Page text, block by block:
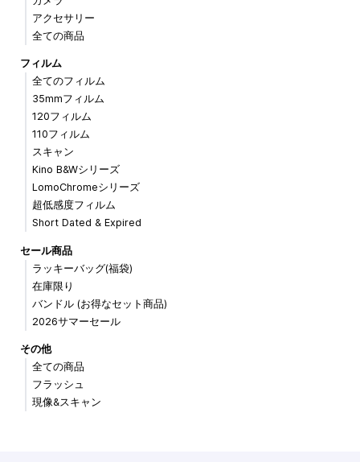
アクセサリー
全ての商品
フィルム
全てのフィルム
35mmフィルム
120フィルム
110フィルム
スキャン
Kino B&Wシリーズ
LomoChromeシリーズ
超低感度フィルム
Short Dated & Expired
セール商品
ラッキーバッグ(福袋)
在庫限り
バンドル (お得なセット商品)
2026サマーセール
その他
全ての商品
フラッシュ
現像&スキャン